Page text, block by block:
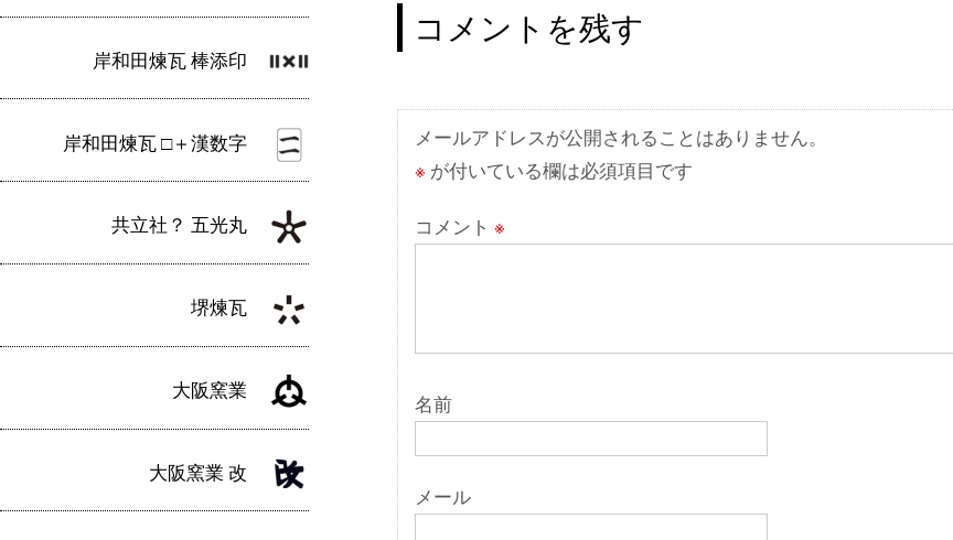
岸和田煉瓦 棒添印
岸和田煉瓦 □＋漢数字
共立社？ 五光丸
堺煉瓦
大阪窯業
大阪窯業 改
ナ
ビ
ゲ
ー
シ
ョ
ン
コメントを残す
メールアドレスが公開されることはありません。
※ が付いている欄は必須項目です
コメント ※
名前
メール